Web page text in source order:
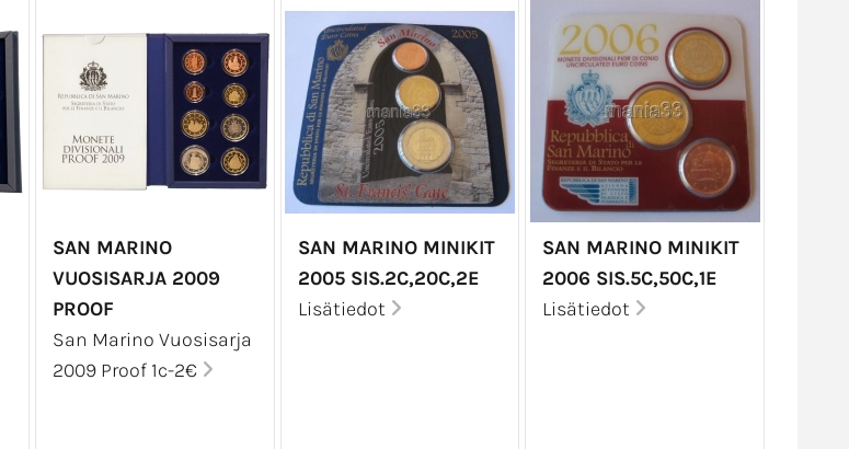
SAN MARINO
VUOSISARJA 2009
PROOF
San Marino Vuosisarja
2009 Proof 1c-2€
SAN MARINO MINIKIT
2005 SIS.2C,20C,2E
Lisätiedot
SAN MARINO MINIKIT
2006 SIS.5C,50C,1E
Lisätiedot